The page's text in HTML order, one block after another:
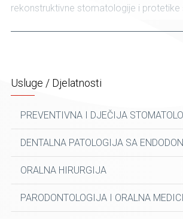
rekonstruktivne stomatologije i
Nadamo se da će te nas posjetiti jer mi
Usluge / Djelatnosti
PREVENTIVNA I DJEČIJA
DENTALNA PATOLOGIJA SA
ORALNA HIRURGIJA
PARODONTOLOGIJA I ORALNA